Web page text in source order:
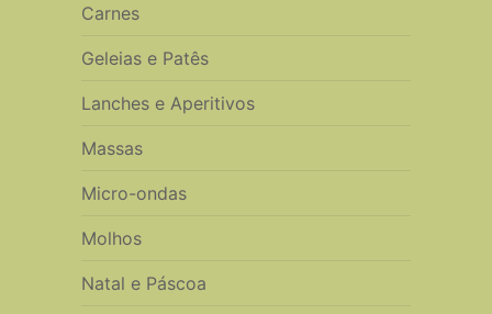
Carnes
Geleias e Patês
Lanches e Aperitivos
Massas
Micro-ondas
Molhos
Natal e Páscoa